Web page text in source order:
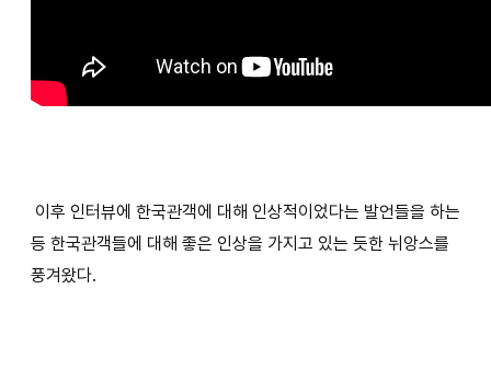
이후 인터뷰에 한국관객에 대해 인상적이었다는 발언들을 하는
등 한국관객들에 대해 좋은 인상을 가지고 있는 듯한 뉘앙스를
풍겨왔다.